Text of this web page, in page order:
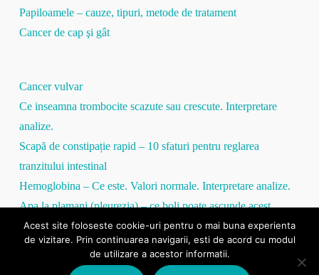
Papiloamele – cauze, tipuri, metode de tratament
Cancer de cap şi gât
Cancer vulvar
Ce inseamna trombocite scazute sau crescute. Interpretare
analize.
Scapă de constipație rapid – 10 sfaturi pentru reglarea
tranzitului intestinal
Hemoglobina – Ce este. Valori normale. Interpretare analize.
Apa la plamani (pleurezia) – ce boli poate ascunde acest
simptom
Proteina C Reactivă – tot ce trebuie să ştii
VSH mare / VSH mic – totul despre viteza de sedimentare a
Acest site foloseste cookie-uri pentru o mai buna experienta
de vizitare. Prin continuarea navigarii, esti de acord cu modul
de utilizare a acestor informatii.